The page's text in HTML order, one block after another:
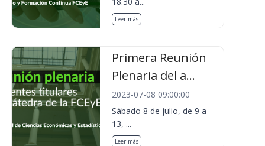
Leer más
Primera Reunión
Plenaria del a...
2023-07-08 09:00:00
Sábado 8 de julio, de 9 a
13, ...
Leer más